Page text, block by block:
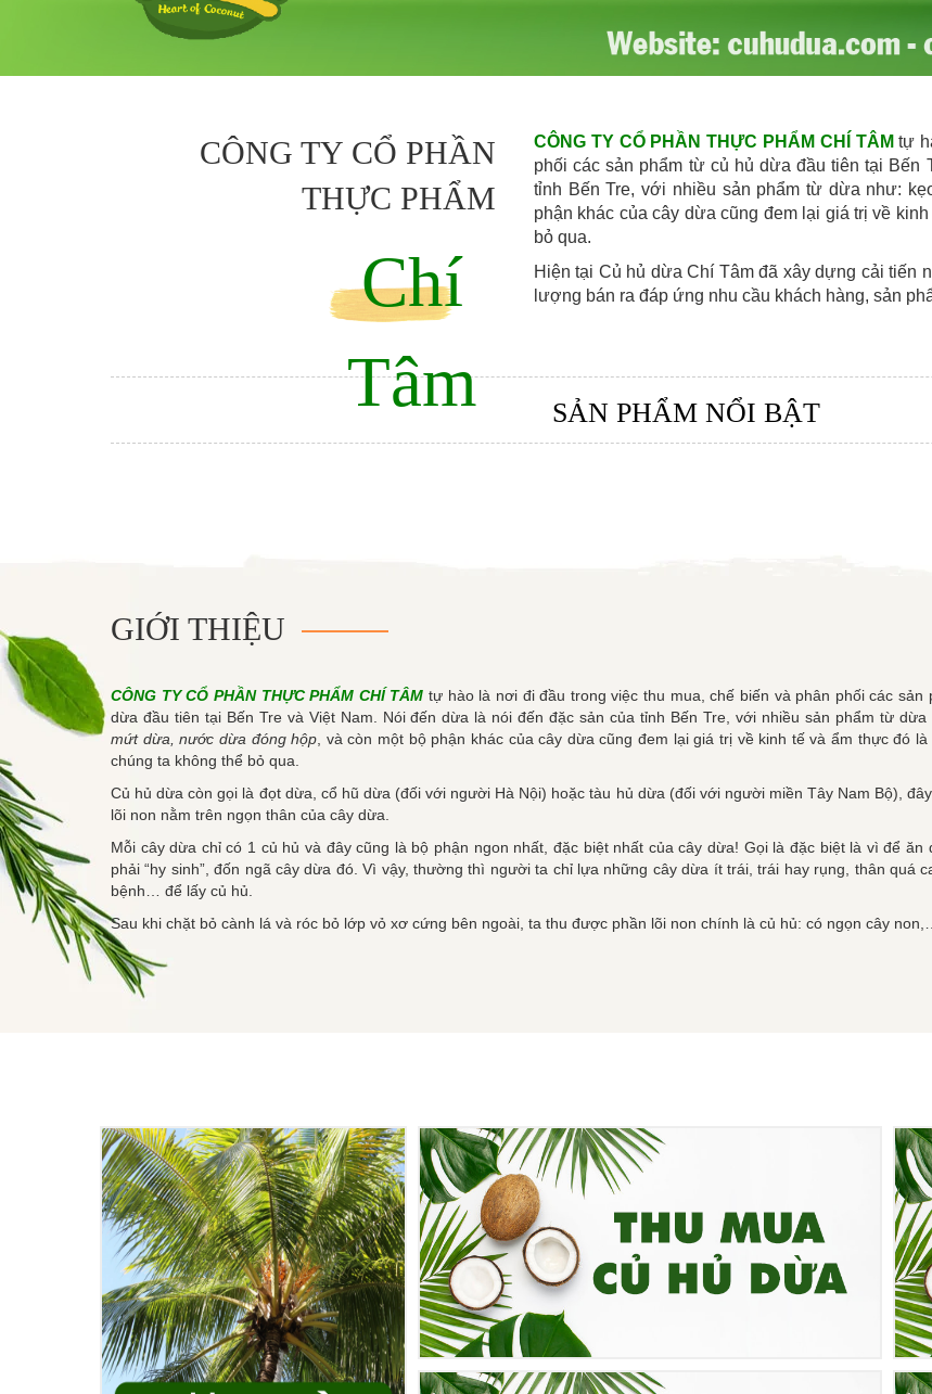
CÔNG TY CỔ PHẦN
THỰC PHẨM
Chí
Tâm
CÔNG TY CỔ PHẦN THỰC PHẨM CHÍ TÂM tự
phối các sản phẩm từ củ hủ dừa đầu tiên tại Bến
tỉnh Bến Tre, với nhiều sản phẩm từ dừa như:
phận khác của cây dừa cũng đem lại giá trị về
bỏ qua.
Hiện tại Củ hủ dừa Chí Tâm đã xây dựng cải tiến
lượng bán ra đáp ứng nhu cầu khách hàng, sản
SẢN PHẨM NỔI BẬT
GIỚI THIỆU
CÔNG TY CỔ PHẦN THỰC PHẨM CHÍ TÂM tự hào là nơi đi đầu trong việc thu mua, chế biến và phân phối các sản
dừa đầu tiên tại Bến Tre và Việt Nam. Nói đến dừa là nói đến đặc sản của tỉnh Bến Tre, với nhiều sản phẩm từ dừa
mứt dừa, nước dừa đóng hộp, và còn một bộ phận khác của cây dừa cũng đem lại giá trị về kinh tế và ẩm thực đó
chúng ta không thể bỏ qua.
Củ hủ dừa còn gọi là đọt dừa, cổ hũ dừa (đối với người Hà Nội) hoặc tàu hủ dừa (đối với người miền Tây Nam Bộ),
lõi non nằm trên ngọn thân của cây dừa.
Mỗi cây dừa chỉ có 1 củ hủ và đây cũng là bộ phận ngon nhất, đặc biệt nhất của cây dừa! Gọi là đặc biệt là vì để ăn
phải “hy sinh”, đốn ngã cây dừa đó. Vì vậy, thường thì người ta chỉ lựa những cây dừa ít trái, trái hay rụng, thân quá
bệnh… để lấy củ hủ.
Sau khi chặt bỏ cành lá và róc bỏ lớp vỏ xơ cứng bên ngoài, ta thu được phần lõi non chính là củ hủ: có ngọn cây